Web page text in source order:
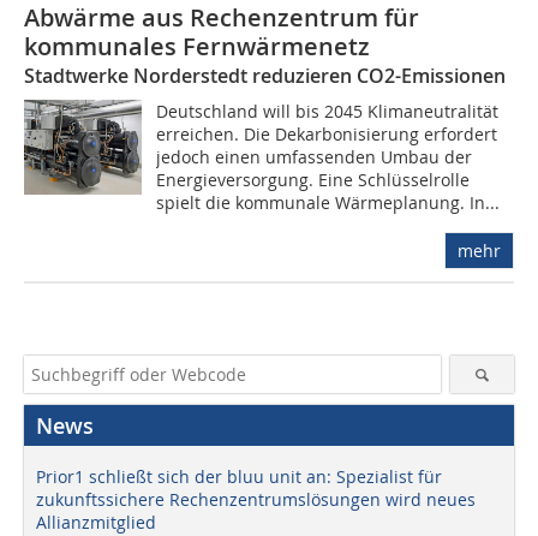
Abwärme aus Rechenzentrum für
kommunales Fernwärmenetz
Stadtwerke Norderstedt reduzieren CO2-Emissionen
Deutschland will bis 2045 Klimaneutralität
erreichen. Die Dekarbonisierung erfordert
jedoch einen umfassenden Umbau der
Energieversorgung. Eine Schlüsselrolle
spielt die kommunale Wärmeplanung. In...
mehr
News
Prior1 schließt sich der bluu unit an: Spezialist für
zukunftssichere Rechenzentrumslösungen wird neues
Allianzmitglied